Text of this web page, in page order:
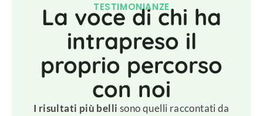
TESTIMONIANZE
La voce di chi ha
intrapreso il
proprio percorso
con noi
I risultati più belli sono quelli raccontati da